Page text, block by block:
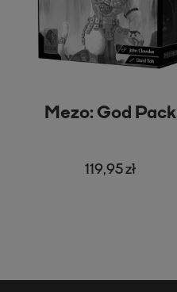
Mezo: God Pack
119,95 zł